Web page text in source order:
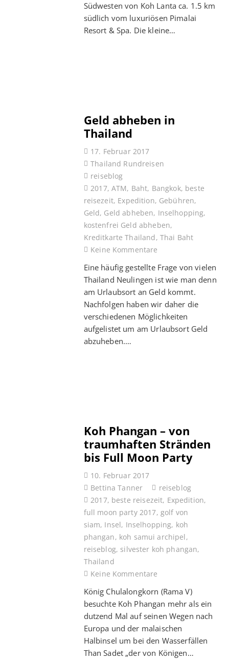
Südwesten von Koh Lanta ca. 1.5 km
südlich vom luxuriösen Pimalai
Resort & Spa. Die kleine…
Geld abheben in
Thailand
17. Februar 2017
Thailand Rundreisen
reiseblog
2017, ATM, Baht, Bangkok, beste
reisezeit, Expedition, Gebühren,
Geld, Geld abheben, Inselhopping,
kostenfrei Geld abheben,
Kreditkarte Thailand, Thai Baht
Keine Kommentare
Eine häufig gestellte Frage von vielen
Thailand Neulingen ist wie man denn
am Urlaubsort an Geld kommt.
Nachfolgen haben wir daher die
verschiedenen Möglichkeiten
aufgelistet um am Urlaubsort Geld
abzuheben.…
Koh Phangan – von
traumhaften Stränden
bis Full Moon Party
10. Februar 2017
Bettina Tanner
reiseblog
2017, beste reisezeit, Expedition,
full moon party 2017, golf von
siam, Insel, Inselhopping, koh
phangan, koh samui archipel,
reiseblog, silvester koh phangan,
Thailand
Keine Kommentare
König Chulalongkorn (Rama V)
besuchte Koh Phangan mehr als ein
dutzend Mal auf seinen Wegen nach
Europa und der malaischen
Halbinsel um bei den Wasserfällen
Than Sadet „der von Königen…